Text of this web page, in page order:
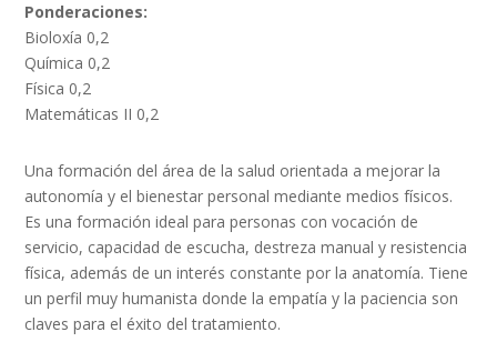
Ponderaciones:
Bioloxía 0,2
Química 0,2
Física 0,2
Matemáticas II 0,2
Una formación del área de la salud orientada a mejorar la
autonomía y el bienestar personal mediante medios físicos.
Es una formación ideal para personas con vocación de
servicio, capacidad de escucha, destreza manual y resistencia
física, además de un interés constante por la anatomía. Tiene
un perfil muy humanista donde la empatía y la paciencia son
claves para el éxito del tratamiento.